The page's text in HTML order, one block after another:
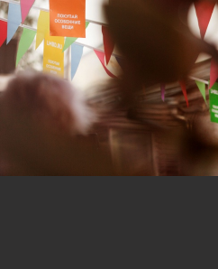
Оферта для покупателей
Политика конфиденциальности
Согласие на обработку персональных
данных